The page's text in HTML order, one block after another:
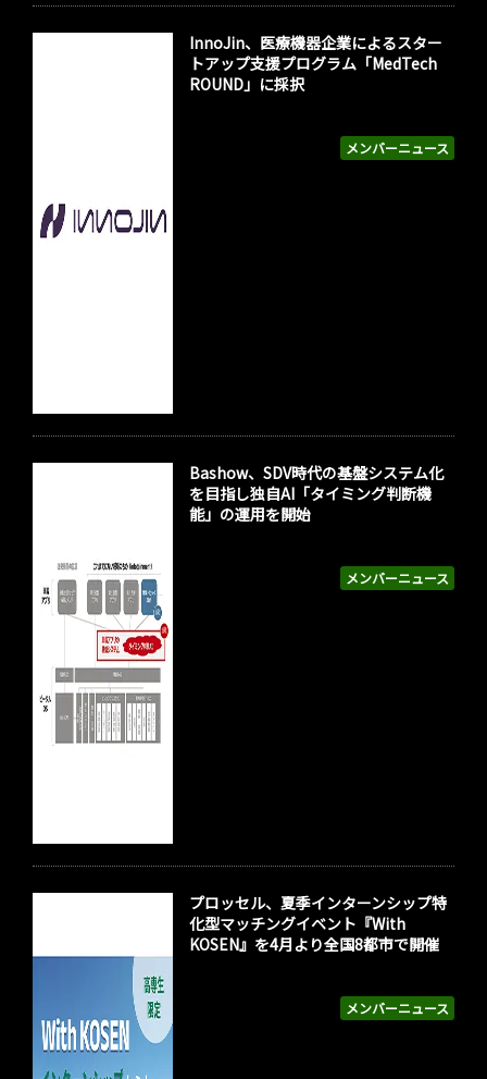
メンバーニュース
InnoJin、医療機器企業によるスター
トアップ支援プログラム「MedTech
ROUND」に採択
メンバーニュース
Bashow、SDV時代の基盤システム化
を目指し独自AI「タイミング判断機
能」の運用を開始
メンバーニュース
プロッセル、夏季インターンシップ特
化型マッチングイベント『With
KOSEN』を4月より全国8都市で開催